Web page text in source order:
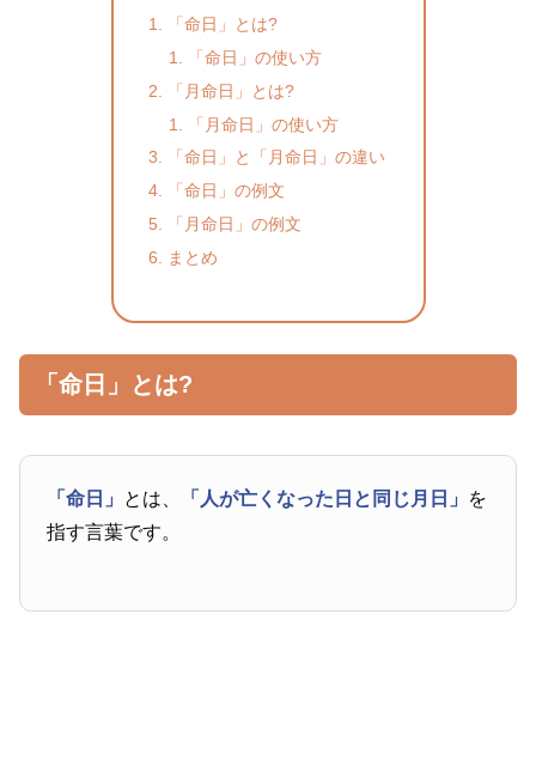
「命日」とは?
「命日」の使い方
「月命日」とは?
「月命日」の使い方
「命日」と「月命日」の違い
「命日」の例文
「月命日」の例文
まとめ
「命日」とは?
「命日」 とは、 「人が亡くなった日と同じ月日」 を
指す言葉です。